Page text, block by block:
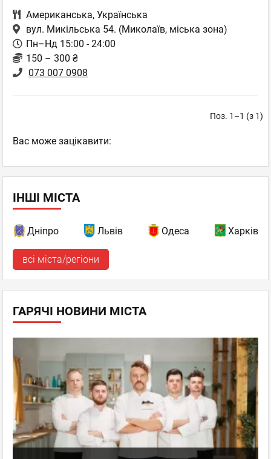
Американська, Українська
вул. Микільська 54. (Миколаїв, міська зона)
Пн–Нд 15:00 - 24:00
150 – 300 ₴
073 007 0908
Поз. 1–1 (з 1)
Вас може зацікавити:
ІНШІ МІСТА
Дніпро Львів Одеса Харків
всі міста/регіони
ГАРЯЧІ НОВИНИ МІСТА